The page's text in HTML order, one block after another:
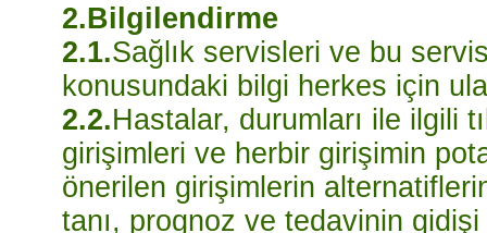
2.Bilgilendirme
2.1.Sağlık servisleri ve bu
konusundaki bilgi herkes için
2.2.Hastalar, durumları ile ilgili
girişimleri ve herbir girişimin
önerilen girişimlerin
tanı, prognoz ve tedavinin